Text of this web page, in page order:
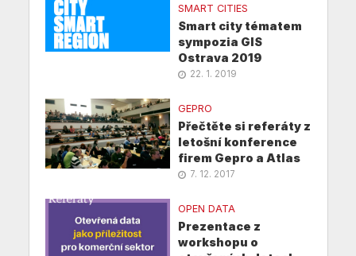
SMART CITIES
Smart city tématem
sympozia GIS
Ostrava 2019
22. 1. 2019
GEPRO
Přečtěte si referáty z
letošní konference
firem Gepro a Atlas
7. 12. 2017
OPEN DATA
Prezentace z
workshopu o